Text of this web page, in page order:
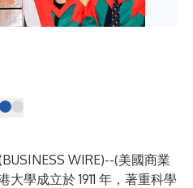
BUSINESS WIRE)--(美國商業
學成立於 1911 年，著重科學